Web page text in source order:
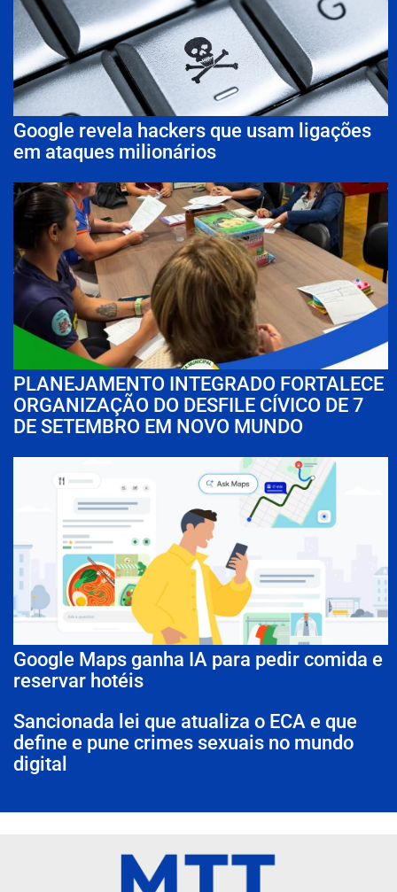
Google revela hackers que usam ligações
em ataques milionários
PLANEJAMENTO INTEGRADO FORTALECE
ORGANIZAÇÃO DO DESFILE CÍVICO DE 7
DE SETEMBRO EM NOVO MUNDO
Google Maps ganha IA para pedir comida e
reservar hotéis
Sancionada lei que atualiza o ECA e que
define e pune crimes sexuais no mundo
digital